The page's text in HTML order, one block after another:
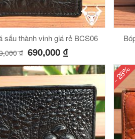
sấu thành vinh giá rẻ BCS06
₫ 690,000 ₫
- 28%